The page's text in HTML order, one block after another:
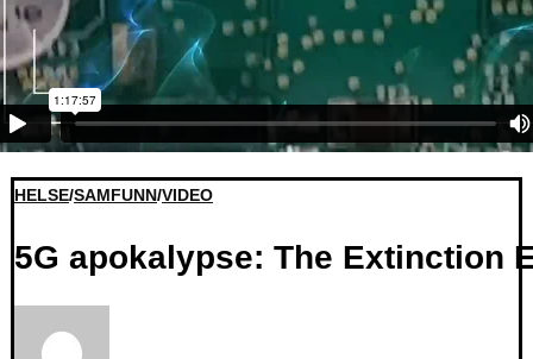
HELSE/SAMFUNN/VIDEO
5G apokalypse: The Extinction